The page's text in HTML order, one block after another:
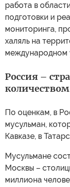
работа в
подготовки и
мониторинга,
халяль на
международном
Россия –
По оценкам, в
мусульман,
Кавказе, в
Мусульмане
Москвы –
миллиона